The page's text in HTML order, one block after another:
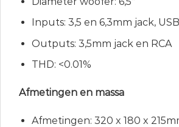
Inputs: 3,5 en 6,3mm jack,
Outputs: 3,5mm jack en RCA
THD: <0.01%
Afmetingen en massa
Afmetingen: 320 x 180 x